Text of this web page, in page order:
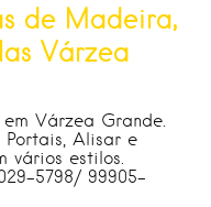
de Madeira,
Várzea
Várzea Grande.
Portais, Alisar e
vários estilos.
5798/ 99905-